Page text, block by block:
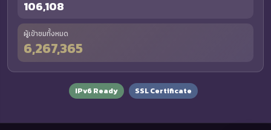
106,108
ผู้เข้าชมทั้งหมด
6,267,365
IPv6 Ready SSL Certificate